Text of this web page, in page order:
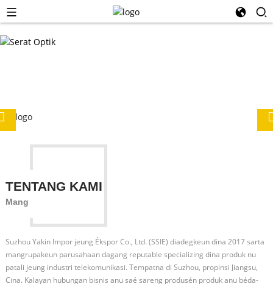
TENTANG KAMI
Mang
Suzhou Yakin Impor jeung Ékspor Co., Ltd. (SSIE) diadegkeun dina 2017 sarta
mangrupakeun parusahaan dagang reputable specializing dina produk nu
patali jeung industri telekomunikasi. Tempatna di Suzhou, propinsi Jiangsu,
Cina. Kalayan hubungan bisnis anu saé sareng produsén produk anu béda-